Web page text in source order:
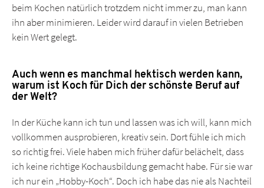
beim Kochen natürlich trotzdem nicht immer zu, man kann
ihn aber minimieren. Leider wird darauf in vielen Betrieben
kein Wert gelegt.
Auch wenn es manchmal hektisch werden kann,
warum ist Koch für Dich der schönste Beruf auf
der Welt?
In der Küche kann ich tun und lassen was ich will, kann mich
vollkommen ausprobieren, kreativ sein. Dort fühle ich mich
so richtig frei. Viele haben mich früher dafür belächelt, dass
ich keine richtige Kochausbildung gemacht habe. Für sie war
ich nur ein „Hobby-Koch“. Doch ich habe das nie als Nachteil